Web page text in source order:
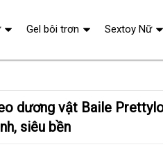
siêu bền
Gel bôi trơn Sextoy Nữ